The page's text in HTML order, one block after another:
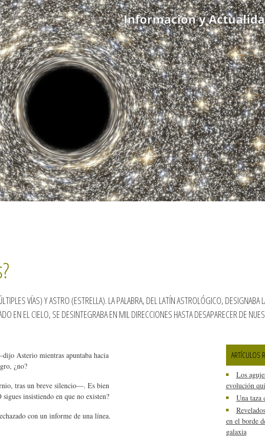
VÍAS) Y ASTRO (ESTRELLA). LA PALABRA, DEL LATÍN ASTROLÓGICO, DESIGNABA
EN EL CIELO, SE DESINTEGRABA EN MIL DIRECCIONES HASTA DESAPARECER DE
Asterio mientras apuntaba hacia
¿no?
tras un breve silencio—. Es bien
insistiendo en que no existen?
con un informe de una línea.
ARTÍCULOS
Los
evolución
Una taza
en el borde
galaxia